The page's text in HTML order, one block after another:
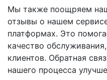
Мы также поощряем
отзывы о нашем
платформах. Это
качество
клиентов. Обратная
нашего процесса